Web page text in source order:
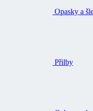
Opasky a
Přilby